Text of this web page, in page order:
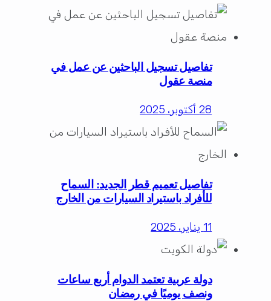
تفاصيل تسجيل الباحثين عن عمل في
منصة عقول
28 أكتوبر، 2025
تفاصيل تعميم قطر الجديد: السماح
للأفراد باستيراد السيارات من الخارج
11 يناير، 2025
دولة عربية تعتمد الدوام أربع ساعات
ونصف يوميًا في رمضان